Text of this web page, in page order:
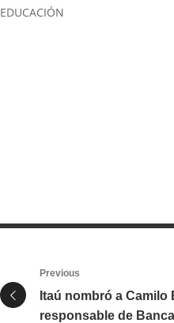
EDUCACIÓN
Previous
Itaú nombró a Camilo
responsable de